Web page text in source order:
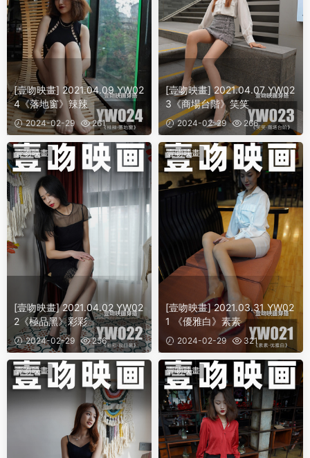
[壹吻映畫] 2021.04.09 YW02
4《落地窗》辣辣
2024-02-29 261
[壹吻映畫] 2021.04.07 YW02
3《商場台階》笑笑
2024-02-29 266
壹吻映畫
[壹吻映畫] 2021.04.02 YW02
2《極品黑》彩彩
2024-02-29 256
壹吻映畫
[壹吻映畫] 2021.03.31 YW02
1 《優雅白》素素
2024-02-29 321
壹吻映畫 壹吻映畫